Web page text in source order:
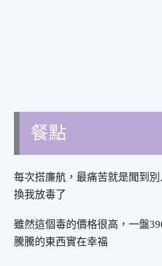
餐點
每次搭廉航，最痛苦就是聞到
換我放毒了
雖然這個毒的價格很高，一盤
騰騰的東西實在幸福